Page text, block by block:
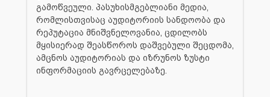
გამოწვეული. პასუხისმგებლიანი მედია,
რომლისთვისაც აუდიტორიის სანდოობა და
რეპუტაცია მნიშვნელოვანია, ცდილობს
მყისიერად შეასწოროს დაშვებული შეცდომა,
ამცნოს აუდიტორიას და იზრუნოს ზუსტი
ინფორმაციის გავრცელებაზე.